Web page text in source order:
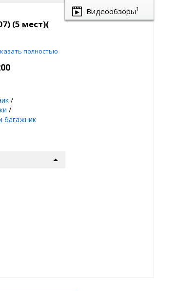
Видеообзоры1
(5 мест)(
полностью
/
/
багажник